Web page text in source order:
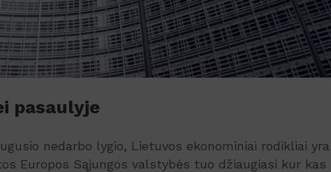
pasaulyje
nedarbo lygio, Lietuvos ekonominiai rodikliai yra
Europos Sąjungos valstybės tuo džiaugiasi kur kas